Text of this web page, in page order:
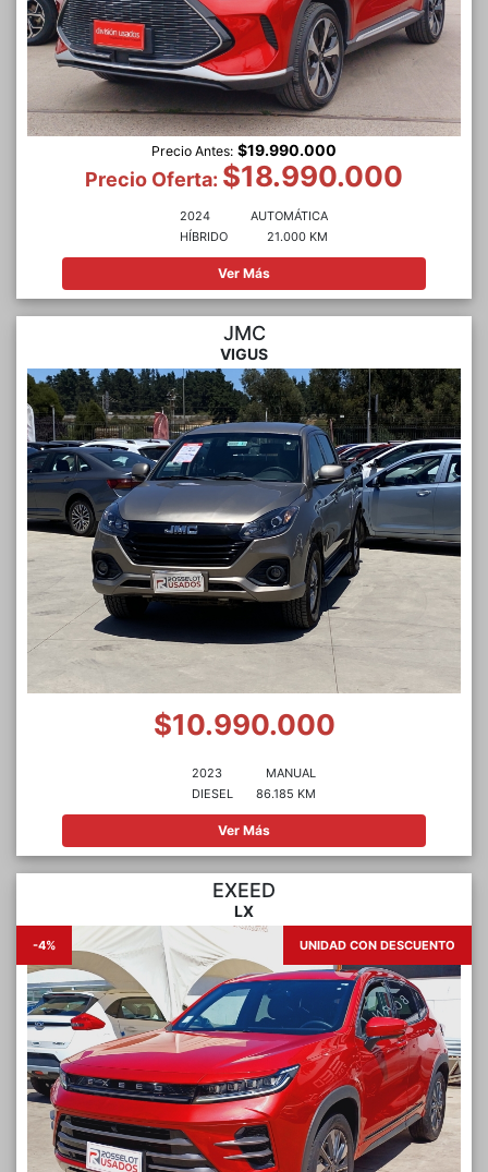
Precio Antes: $19.990.000
Precio Oferta: $18.990.000
2024
HÍBRIDO
AUTOMÁTICA
21.000 KM
Ver Más
JMC
VIGUS
$10.990.000
2023
DIESEL
MANUAL
86.185 KM
Ver Más
EXEED
LX
-4% UNIDAD CON DESCUENTO